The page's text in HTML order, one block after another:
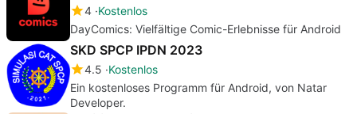
4 Kostenlos
DayComics: Vielfältige Comic-Erlebnisse für Android
SKD SPCP IPDN 2023
4.5 Kostenlos
Ein kostenloses Programm für Android, von Natar
Developer.